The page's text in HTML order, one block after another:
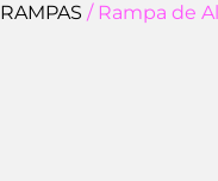
RAMPAS / Rampa de